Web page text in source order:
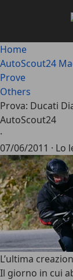
principale
Home
AutoScout24
Prove
Others
Prova: Ducati
AutoScout24
·
07/06/2011 · Lo
L’ultima
Il giorno in cui